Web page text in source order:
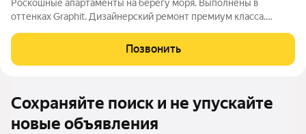
Роскошные апартаменты на берегу моря. Выполнены в
оттенках Graphit. Дизайнерский ремонт премиум класса.
удобства. Полное оснащение: Прихожая (электронный замок,
вместительный шкаф, зеркало,
Позвонить
Сохраняйте поиск и не упускайте
новые объявления